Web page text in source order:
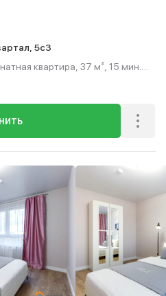
5с3
квартира, 37 м², 15 мин.